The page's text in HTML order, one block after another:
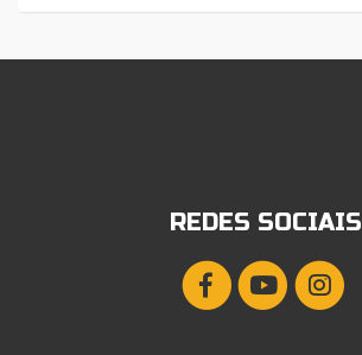
REDES SOCIAIS